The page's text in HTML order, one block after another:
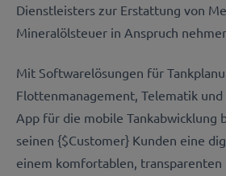
Dienstleisters zur Erstattung von
Mineralölsteuer in Anspruch
Mit Softwarelösungen für
Flottenmanagement, Telematik
App für die mobile Tankabwicklung
seinen {$Customer} Kunden eine
einem komfortablen, transparenten